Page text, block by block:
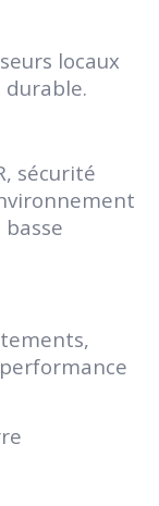
locaux
sécurité